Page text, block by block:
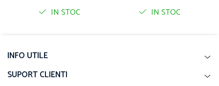
IN STOC IN STOC
INFO UTILE
SUPORT CLIENTI